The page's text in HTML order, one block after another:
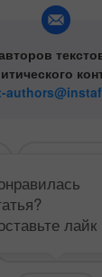
# Commodity
лайк